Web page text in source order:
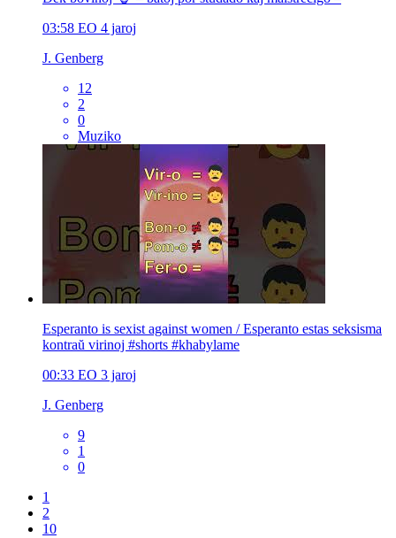
03:58 EO 4 jaroj
J. Genberg
12
2
0
Muziko
Esperanto is sexist against women / Esperanto estas seksisma
kontraŭ virinoj #shorts #khabylame
00:33 EO 3 jaroj
J. Genberg
9
1
0
1
2
10